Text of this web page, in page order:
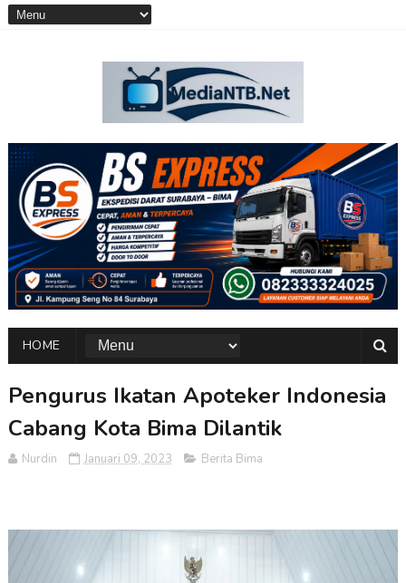
HOME
Pengurus Ikatan Apoteker Indonesia
Cabang Kota Bima Dilantik
Nurdin Januari 09, 2023 Berita Bima